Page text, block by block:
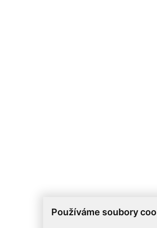
Používáme soubory